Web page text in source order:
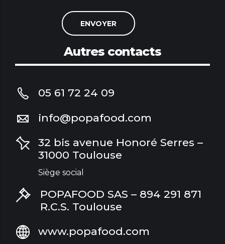
Autres contacts
05 61 72 24 09
info@popafood.com
32 bis avenue Honoré Serres –
31000 Toulouse
Siège social
POPAFOOD SAS – 894 291 871
R.C.S. Toulouse
www.popafood.com